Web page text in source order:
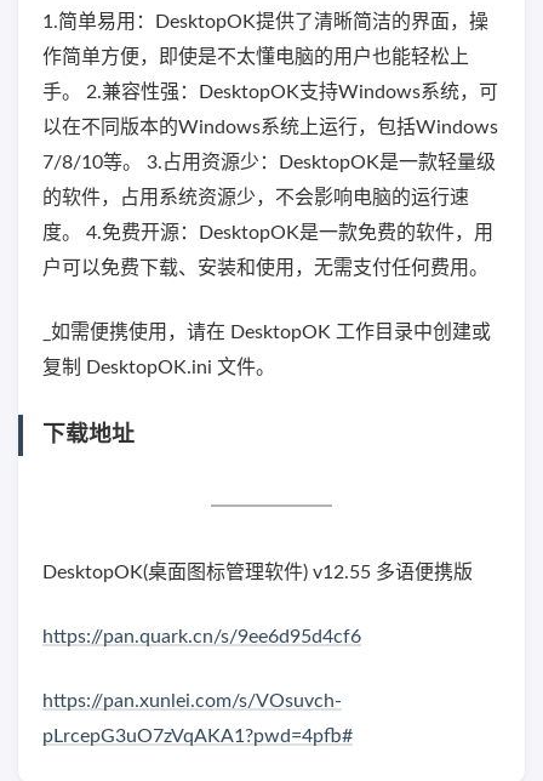
1.简单易用：DesktopOK提供了清晰简洁的界面，操
作简单方便，即使是不太懂电脑的用户也能轻松上
手。 2.兼容性强：DesktopOK支持Windows系统，可
以在不同版本的Windows系统上运行，包括Windows
7/8/10等。 3.占用资源少：DesktopOK是一款轻量级
的软件，占用系统资源少，不会影响电脑的运行速
度。 4.免费开源：DesktopOK是一款免费的软件，用
户可以免费下载、安装和使用，无需支付任何费用。
_如需便携使用，请在 DesktopOK 工作目录中创建或
复制 DesktopOK.ini 文件。
下载地址
DesktopOK(桌面图标管理软件) v12.55 多语便携版
https://pan.quark.cn/s/9ee6d95d4cf6
https://pan.xunlei.com/s/VOsuvch-
pLrcepG3uO7zVqAKA1?pwd=4pfb#